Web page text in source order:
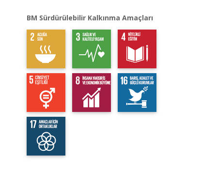
BM Sürdürülebilir Kalkınma Amaçları